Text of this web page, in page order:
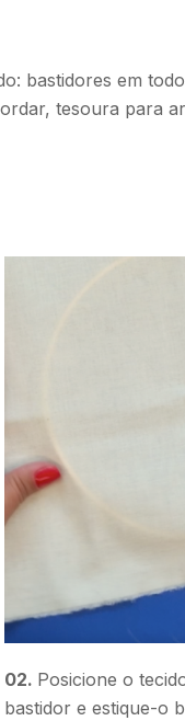
bastidores em
tesoura para
02. Posicione o
bastidor e estique-o